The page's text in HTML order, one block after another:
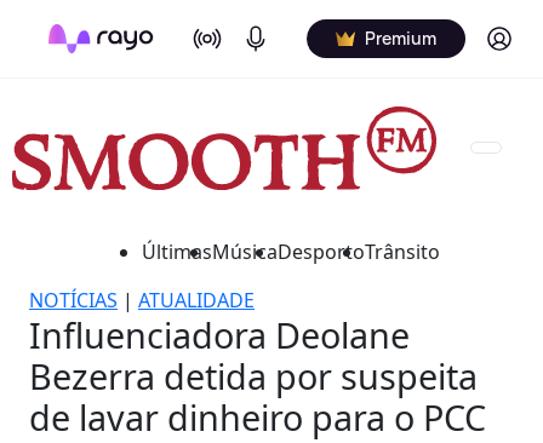
On Air Podcasts Premium Log in
ÚltimasMúsicaDesportoTrânsito
NOTÍCIAS | ATUALIDADE
Influenciadora Deolane
Bezerra detida por suspeita
de lavar dinheiro para o PCC